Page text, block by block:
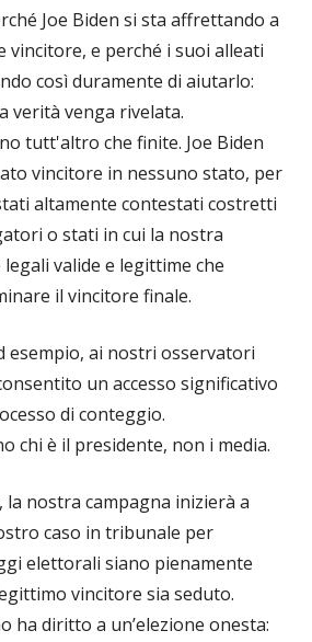
Joe Biden si sta affrettando a
vincitore, e perché i suoi alleati
così duramente di aiutarlo:
verità venga rivelata.
tutt'altro che finite. Joe Biden
vincitore in nessuno stato, per
altamente contestati costretti
o stati in cui la nostra
valide e legittime che
il vincitore finale.
esempio, ai nostri osservatori
un accesso significativo
di conteggio.
chi è il presidente, non i media.
nostra campagna inizierà a
caso in tribunale per
elettorali siano pienamente
vincitore sia seduto.
ha diritto a un’elezione onesta: